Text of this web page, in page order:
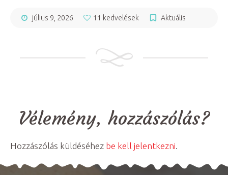
július 9, 2026 11 kedvelések Aktuális
Vélemény, hozzászólás?
Hozzászólás küldéséhez be kell jelentkezni.